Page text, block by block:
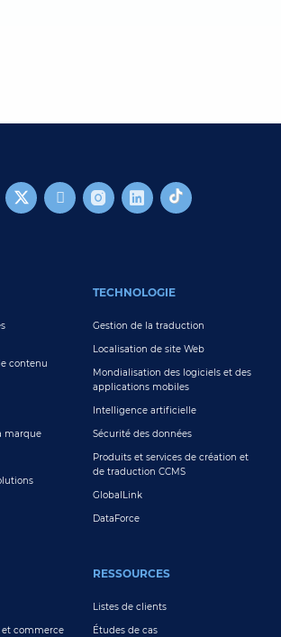
contenu
marque
TECHNOLOGIE
Gestion de la traduction
Localisation de site Web
Mondialisation des logiciels et des
applications mobiles
Intelligence artificielle
Sécurité des données
Produits et services de création et
de traduction CCMS
GlobalLink
DataForce
commerce
RESSOURCES
Listes de clients
Études de cas